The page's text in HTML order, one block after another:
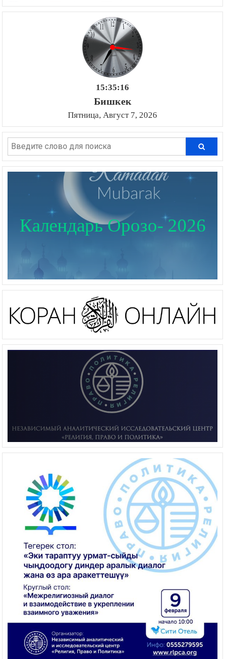
15:35:17
Бишкек
Пятница, Август 7, 2026
Календарь Орозо- 2026